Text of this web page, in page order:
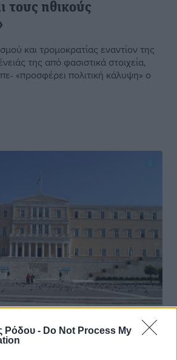
Ρόδου - Do Not Process My
τους ηθικούς
και τρομοκρατίας εναντίον της
της από φασιστικά στοιχεία,
«προσφέρει πολιτική κάλυψη» ο